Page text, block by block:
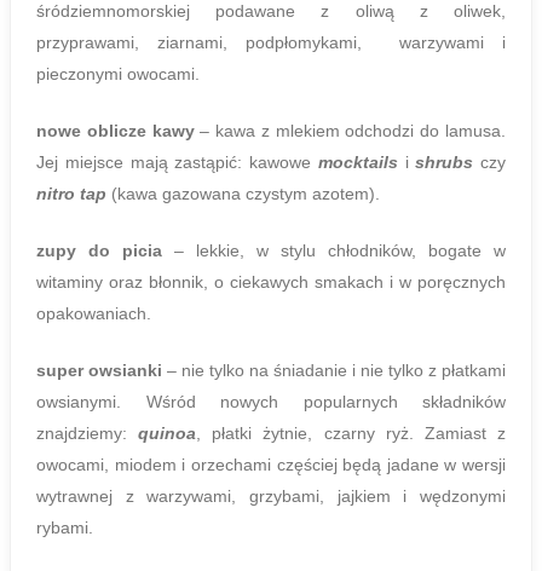
śródziemnomorskiej podawane z oliwą z oliwek,
przyprawami, ziarnami, podpłomykami, warzywami i
pieczonymi owocami.
nowe oblicze kawy– kawa z mlekiem odchodzi do lamusa.
Jej miejsce mają zastąpić: kawowe mocktails i shrubs czy
nitro tap (kawa gazowana czystym azotem).
zupy do picia – lekkie, w stylu chłodników, bogate w
witaminy oraz błonnik, o ciekawych smakach i w poręcznych
opakowaniach.
super owsianki – nie tylko na śniadanie i nie tylko z płatkami
owsianymi. Wśród nowych popularnych składników
znajdziemy:quinoa, płatki żytnie, czarny ryż. Zamiast z
owocami, miodem i orzechami częściej będą jadane w wersji
wytrawnej z warzywami, grzybami, jajkiem i wędzonymi
rybami.